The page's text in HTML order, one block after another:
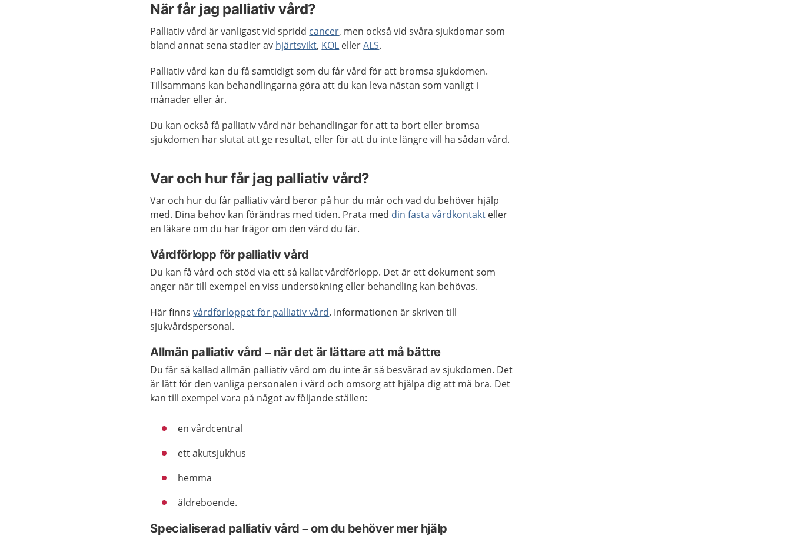
När får jag palliativ vård?
Palliativ vård är vanligast vid spridd cancer, men också vid svåra sjukdomar som
bland annat sena stadier av hjärtsvikt, KOL ellerALS.
Palliativ vård kan du få samtidigt som du får vård för att bromsa sjukdomen.
Tillsammans kan behandlingarna göra att du kan leva nästan som vanligt i
månader eller år.
Du kan också få palliativ vård när behandlingar för att ta bort eller bromsa
sjukdomen har slutat att ge resultat, eller för att du inte längre vill ha sådan vård.
Var och hur får jag palliativ vård?
Var och hur du får palliativ vård beror på hur du mår och vad du behöver hjälp
med. Dina behov kan förändras med tiden. Prata med din fasta vårdkontakt eller
en läkare om du har frågor om den vård du får.
Vårdförlopp för palliativ vård
Du kan få vård och stöd via ett så kallat vårdförlopp. Det är ett dokument som
anger när till exempel en viss undersökning eller behandling kan behövas.
Här finnsvårdförloppet för palliativ vård. Informationen är skriven till
sjukvårdspersonal.
Allmän palliativ vård – när det är lättare att må bättre
Du får så kallad allmän palliativ vård om du inte är så besvärad av sjukdomen. Det
är lätt för den vanliga personalen i vård och omsorg att hjälpa dig att må bra. Det
kan till exempel vara på något av följande ställen:
en vårdcentral
ett akutsjukhus
hemma
äldreboende.
Specialiserad palliativ vård – om du behöver mer hjälp